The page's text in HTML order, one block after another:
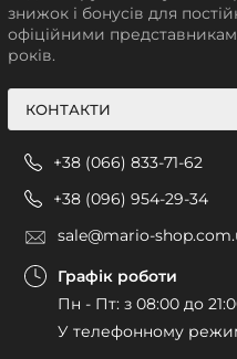
знижок і бонусів для
офіційними
років.
КОНТАКТИ
+38 (066) 833-71-62
+38 (096) 954-29-34
sale@mario-
Графік роботи
Пн - Пт: з 08:00 до
У телефонному